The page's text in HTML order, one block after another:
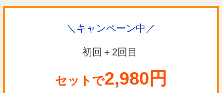
＼キャンペーン中／
初回＋2回目
セットで2,980円